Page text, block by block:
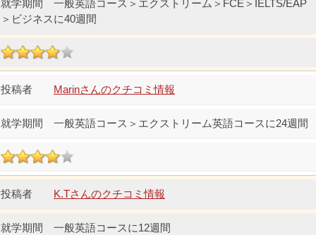
一般英語コース＞エクストリーム＞FCE＞IELTS/EAP
＞ビジネスに40週間
Marinさんのクチコミ情報
一般英語コース＞エクストリーム英語コースに24週間
K.Tさんのクチコミ情報
一般英語コースに12週間